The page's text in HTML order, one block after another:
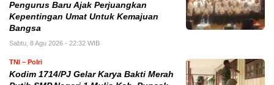
Pengurus Baru Ajak Perjuangkan
Kepentingan Umat Untuk Kemajuan
Bangsa
Sabtu, 8 Agu 2026 - 22:32 WIB
TNI – Polri
Kodim 1714/PJ Gelar Karya Bakti Merah